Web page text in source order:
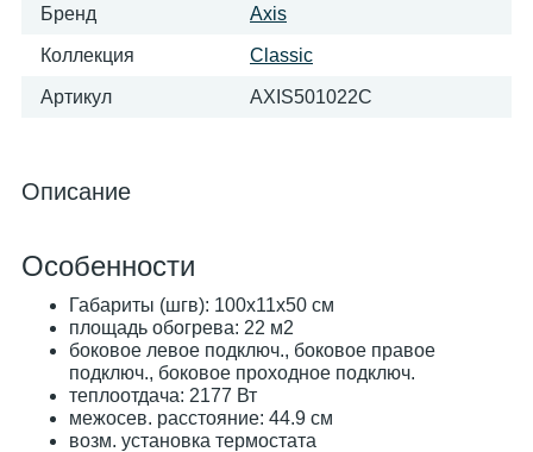
Бренд Axis
Коллекция Classic
Артикул AXIS501022C
Описание
Особенности
Габариты (шгв): 100x11x50 см
площадь обогрева: 22 м2
боковое левое подключ., боковое правое
подключ., боковое проходное подключ.
теплоотдача: 2177 Вт
межосев. расстояние: 44.9 см
возм. установка термостата